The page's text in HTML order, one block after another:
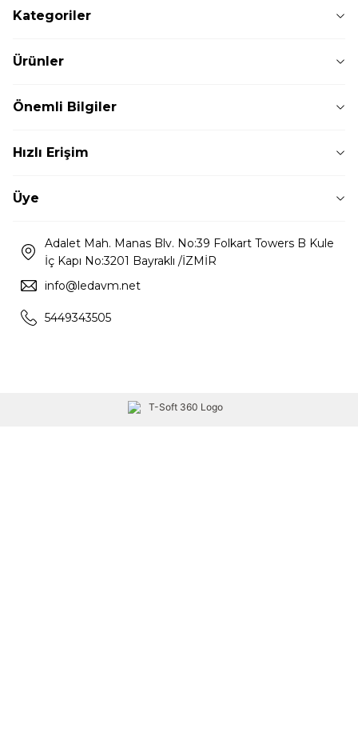
Kategoriler
Ürünler
Önemli Bilgiler
Hızlı Erişim
Üye
Adalet Mah. Manas Blv. No:39 Folkart Towers B Kule
İç Kapı No:3201 Bayraklı /İZMİR
info@ledavm.net
5449343505